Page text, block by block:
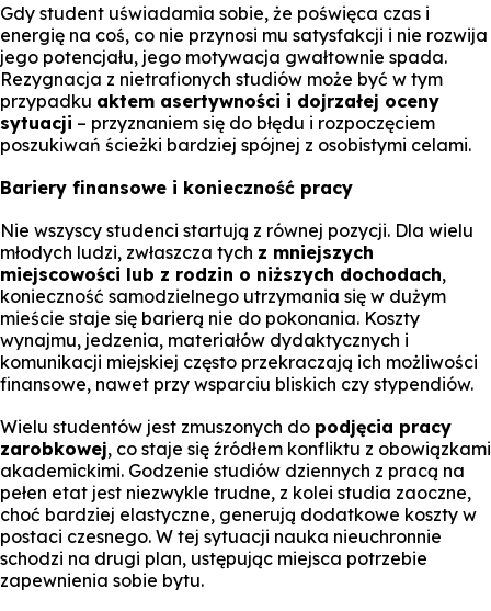
Gdy student uświadamia sobie, że poświęca czas i
energię na coś, co nie przynosi mu satysfakcji i nie rozwija
jego potencjału, jego motywacja gwałtownie spada.
Rezygnacja z nietrafionych studiów może być w tym
przypadku aktem asertywności i dojrzałej oceny
sytuacji – przyznaniem się do błędu i rozpoczęciem
poszukiwań ścieżki bardziej spójnej z osobistymi celami.
Bariery finansowe i konieczność pracy
Nie wszyscy studenci startują z równej pozycji. Dla wielu
młodych ludzi, zwłaszcza tych z mniejszych
miejscowości lub z rodzin o niższych dochodach,
konieczność samodzielnego utrzymania się w dużym
mieście staje się barierą nie do pokonania. Koszty
wynajmu, jedzenia, materiałów dydaktycznych i
komunikacji miejskiej często przekraczają ich możliwości
finansowe, nawet przy wsparciu bliskich czy stypendiów.
Wielu studentów jest zmuszonych do podjęcia pracy
zarobkowej, co staje się źródłem konfliktu z obowiązkami
akademickimi. Godzenie studiów dziennych z pracą na
pełen etat jest niezwykle trudne, z kolei studia zaoczne,
choć bardziej elastyczne, generują dodatkowe koszty w
postaci czesnego. W tej sytuacji nauka nieuchronnie
schodzi na drugi plan, ustępując miejsca potrzebie
zapewnienia sobie bytu.